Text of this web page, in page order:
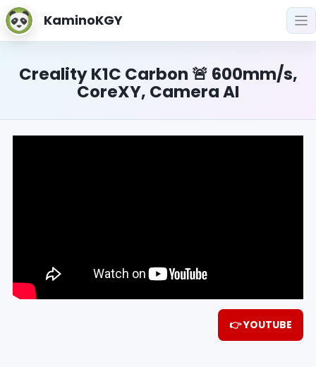
KaminoKGY
Creality K1C Carbon 🚨 600mm/s,
CoreXY, Camera AI
👉 YOUTUBE